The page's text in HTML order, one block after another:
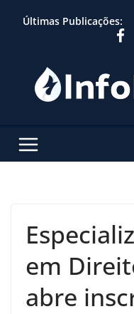
Últimas Publicações:
em
abre